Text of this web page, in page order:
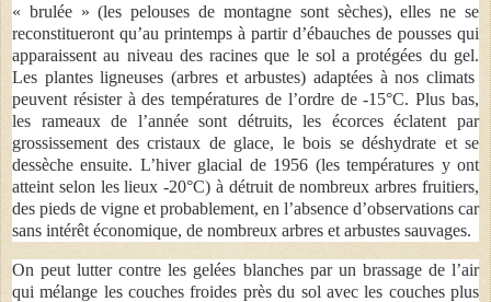
« brulée » (les pelouses de montagne sont sèches), elles ne se
reconstitueront qu’au printemps à partir d’ébauches de pousses qui
apparaissent au niveau des racines que le sol a protégées du gel.
Les plantes ligneuses (arbres et arbustes) adaptées à nos climats
peuvent résister à des températures de l’ordre de -15°C. Plus bas,
les rameaux de l’année sont détruits, les écorces éclatent par
grossissement des cristaux de glace, le bois se déshydrate et se
dessèche ensuite. L’hiver glacial de 1956 (les températures y ont
atteint selon les lieux -20°C) à détruit de nombreux arbres fruitiers,
des pieds de vigne et probablement, en l’absence d’observations car
sans intérêt économique, de nombreux arbres et arbustes sauvages.
On peut lutter contre les gelées blanches par un brassage de l’air
qui mélange les couches froides près du sol avec les couches plus